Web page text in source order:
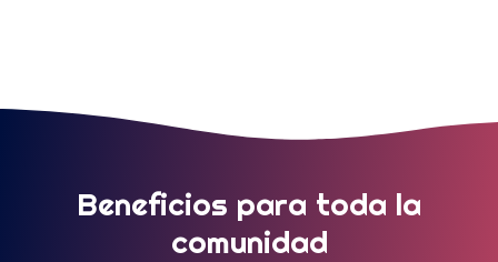
Beneficios para toda la
comunidad